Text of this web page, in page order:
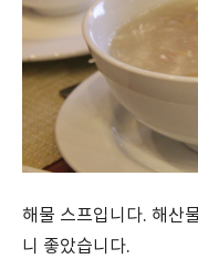
해물 스프입니다. 해산
니 좋았습니다.